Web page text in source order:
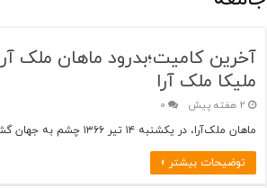
آخرین کامیت؛بدرود ماهان ملک
ملیکا ملک آرا
2 هفته پیش
0
ماهان ملک‌آرا، در یکشنبه ۱۴ تیر ۱۳۶۶ چشم به جهان گشود و در یکشنبه ۱۷ …
توضیحات بیشتر »